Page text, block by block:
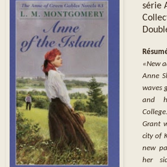
série
«New
Anne
waves
and
Grant
city of
new
her